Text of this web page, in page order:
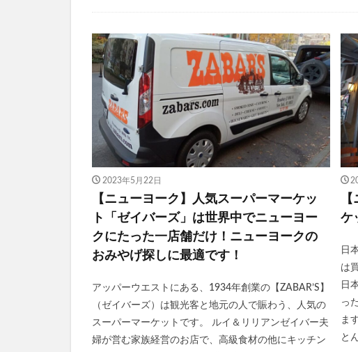
2023年5月22日
【ニューヨーク】人気スーパーマーケッ
ト「ゼイバーズ」は世界中でニューヨー
クにたった一店舗だけ！ニューヨークの
おみやげ探しに最適です！
アッパーウエストにある、1934年創業の【ZABAR’S】
（ゼイバーズ）は観光客と地元の人で賑わう、人気の
スーパーマーケットです。 ルイ＆リリアンゼイバー夫
婦が営む家族経営のお店で、高級食材の他にキッチン
ケ
日
は
日
っ
ま
と